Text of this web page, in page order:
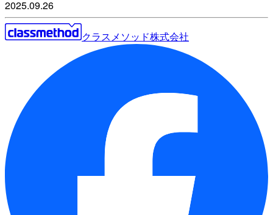
2025.09.26
クラスメソッド株式会社